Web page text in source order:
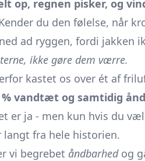
op, regnen pisker, og
du den følelse, når
ad ryggen, fordi jakken
ikke gøre dem værre.
kastet os over ét af
% vandtæt og samtidig
er ja - men kun hvis du
fra hele historien.
vi begrebet åndbarhedog